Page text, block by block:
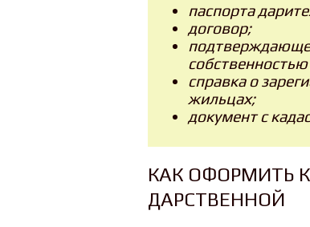
паспорта
договор;
справка о
жильцах;
документ с
КАК ОФОРМИТЬ
ДАРСТВЕННОЙ